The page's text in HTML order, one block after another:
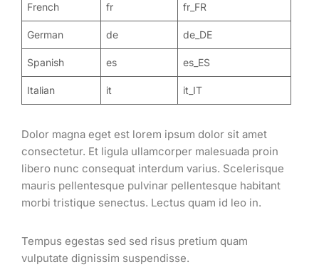
French fr fr_FR
German de de_DE
Spanish es es_ES
Italian it it_IT
Dolor magna eget est lorem ipsum dolor sit amet
consectetur. Et ligula ullamcorper malesuada proin
libero nunc consequat interdum varius. Scelerisque
mauris pellentesque pulvinar pellentesque habitant
morbi tristique senectus. Lectus quam id leo in.
Tempus egestas sed sed risus pretium quam
vulputate dignissim suspendisse.